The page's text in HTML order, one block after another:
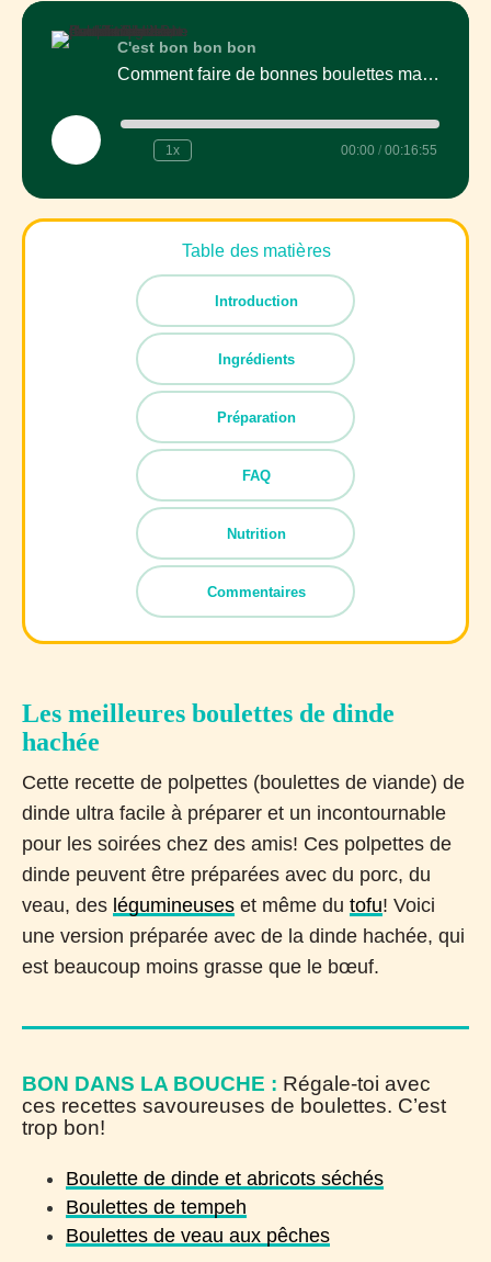
C'est bon bon bon
Comment faire de bonnes boulettes maison pour les repas de semaine
Play
Episode
1x 00:00 / 00:16:55
Table des matières
Introduction
Ingrédients
Préparation
FAQ
Nutrition
Commentaires
Les meilleures boulettes de dinde
hachée
Cette recette de polpettes (boulettes de viande) de
dinde ultra facile à préparer et un incontournable
pour les soirées chez des amis! Ces polpettes de
dinde peuvent être préparées avec du porc, du
veau, des légumineuses et même du tofu! Voici
une version préparée avec de la dinde hachée, qui
est beaucoup moins grasse que le bœuf.
BON DANS LA BOUCHE : Régale-toi avec
ces recettes savoureuses de boulettes. C’est
trop bon!
Boulette de dinde et abricots séchés
Boulettes de tempeh
Boulettes de veau aux pêches